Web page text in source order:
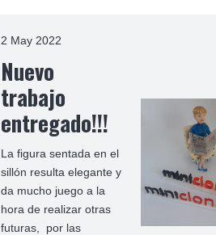
2 May 2022
Nuevo
trabajo
entregado!!!
La figura sentada en el
sillón resulta elegante y
da mucho juego a la
hora de realizar otras
futuras, por las